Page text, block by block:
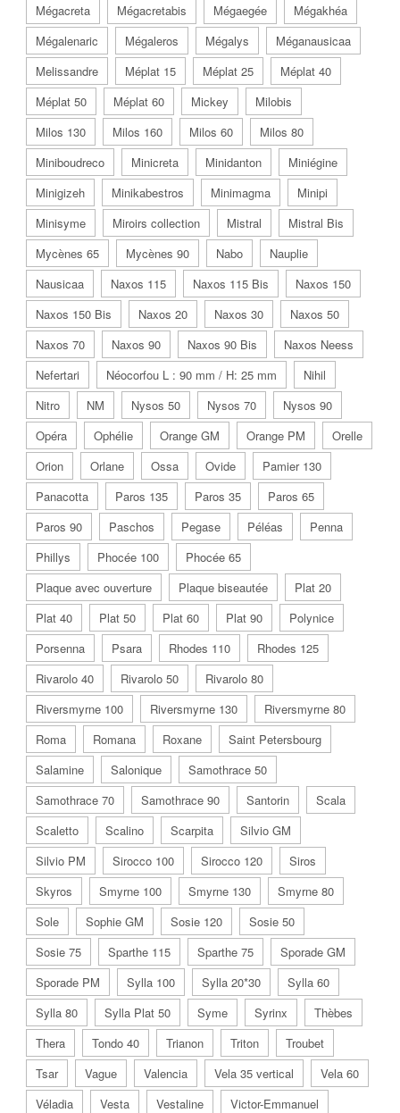
Mégacreta
Mégacretabis Mégaegée
Mégakhéa
Mégalenaric
Mégaleros Mégalys
Méganausicaa
Melissandre
Méplat 15 Méplat 25
Méplat 40
Méplat 50
Méplat 60 Mickey
Milobis
Milos 130
Milos 160 Milos 60
Milos 80
Miniboudreco
Minicreta Minidanton
Miniégine
Minigizeh
Minikabestros Minimagma
Minipi
Minisyme
Miroirs collection Mistral
Mistral Bis
Mycènes 65
Mycènes 90 Nabo
Nauplie
Nausicaa
Naxos 115 Naxos 115 Bis
Naxos 150
Naxos 150 Bis
Naxos 20 Naxos 30
Naxos 50
Naxos 70
Naxos 90 Naxos 90 Bis
Naxos Neess
Nefertari
Néocorfou L : 90 mm / H: 25 mm
Nihil
Nitro
NM Nysos 50 Nysos 70
Nysos 90
Opéra
Ophélie Orange GM Orange PM
Orelle
Orion
Orlane Ossa Ovide
Pamier 130
Panacotta
Paros 135 Paros 35
Paros 65
Paros 90
Paschos Pegase Péléas
Penna
Phillys
Phocée 100
Phocée 65
Plaque avec ouverture
Plaque biseautée
Plat 20
Plat 40
Plat 50 Plat 60 Plat 90
Polynice
Porsenna
Psara Rhodes 110
Rhodes 125
Rivarolo 40
Rivarolo 50
Rivarolo 80
Riversmyrne 100
Riversmyrne 130
Riversmyrne 80
Roma
Romana Roxane
Saint Petersbourg
Salamine
Salonique
Samothrace 50
Samothrace 70
Samothrace 90 Santorin
Scala
Scaletto
Scalino Scarpita
Silvio GM
Silvio PM
Sirocco 100 Sirocco 120
Siros
Skyros
Smyrne 100 Smyrne 130
Smyrne 80
Sole
Sophie GM Sosie 120
Sosie 50
Sosie 75
Sparthe 115 Sparthe 75
Sporade GM
Sporade PM
Sylla 100 Sylla 20*30
Sylla 60
Sylla 80
Sylla Plat 50 Syme Syrinx
Thèbes
Thera
Tondo 40 Trianon Triton
Troubet
Tsar
Vague Valencia Vela 35 vertical
Vela 60
Véladia
Vesta Vestaline
Victor-Emmanuel